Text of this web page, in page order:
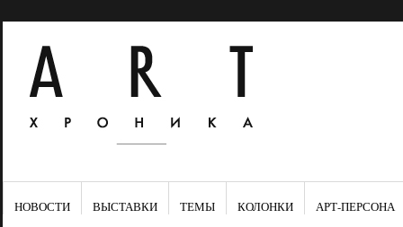
НОВОСТИ ВЫСТАВКИ ТЕМЫ КОЛОНКИ АРТ-ПЕРСОНА